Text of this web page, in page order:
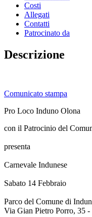
Costi
Allegati
Contatti
Patrocinato da
Descrizione
Comunicato stampa
Pro Loco Induno Olona
con il Patrocinio del
presenta
Carnevale Indunese
Sabato 14 Febbraio
Parco del Comune di
Via Gian Pietro Porro, 35